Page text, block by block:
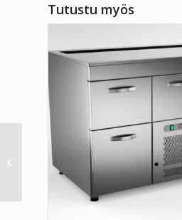
Tutustu myös
Baarimestarin pöytä
Inox Baltic RB 1607